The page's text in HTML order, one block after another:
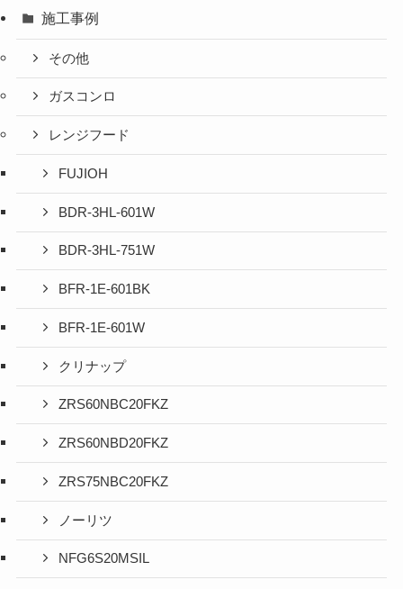
施工事例
その他
ガスコンロ
レンジフード
FUJIOH
BDR-3HL-601W
BDR-3HL-751W
BFR-1E-601BK
BFR-1E-601W
クリナップ
ZRS60NBC20FKZ
ZRS60NBD20FKZ
ZRS75NBC20FKZ
ノーリツ
NFG6S20MSIL